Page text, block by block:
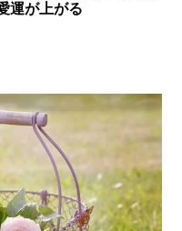
運が上がる